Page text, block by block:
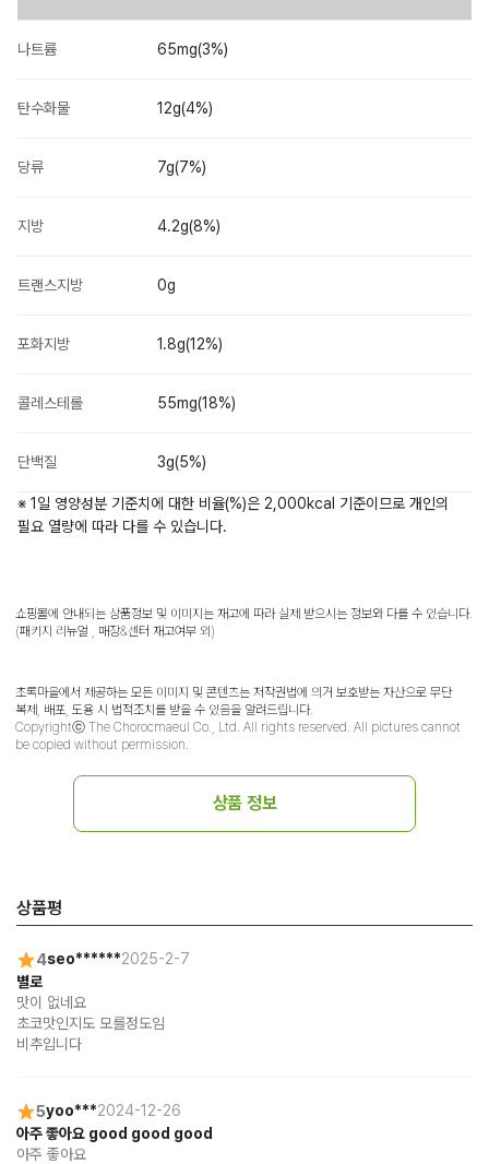
나트륨 65mg(3%)
탄수화물 12g(4%)
당류 7g(7%)
지방 4.2g(8%)
트랜스지방 0g
포화지방 1.8g(12%)
콜레스테롤 55mg(18%)
단백질 3g(5%)
※ 1일 영양성분 기준치에 대한 비율(%)은 2,000kcal 기준이므로 개인의
필요 열량에 따라 다를 수 있습니다.
쇼핑몰에 안내되는 상품정보 및 이미지는 재고에 따라 실제 받으시는 정보와 다를 수 있습니다.
(패키지 리뉴얼 , 매장&센터 재고여부 외)
초록마을에서 제공하는 모든 이미지 및 콘텐츠는 저작권법에 의거 보호받는 자산으로 무단
복제, 배포, 도용 시 법적조치를 받을 수 있음을 알려드립니다.
Copyrightⓒ The Chorocmaeul Co., Ltd. All rights reserved. All pictures cannot
be copied without permission.
상품 정보
상품평
4seo******2025-2-7
별로
맛이 없네요
초코맛인지도 모를정도임
비추입니다
5yoo***2024-12-26
아주 좋아요 good good good
아주 좋아요